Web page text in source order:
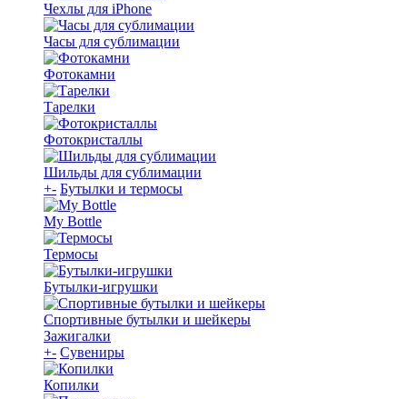
Чехлы для iPhone
Часы для сублимации
Фотокамни
Тарелки
Фотокристаллы
Шильды для сублимации
+- Бутылки и термосы
My Bottle
Термосы
Бутылки-игрушки
Спортивные бутылки и шейкеры
Зажигалки
+- Сувениры
Копилки